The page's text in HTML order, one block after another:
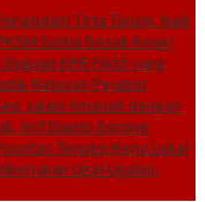
Tirta Tarum, Naik
Satria Desak Kejari
KPR Fiktif yang
Ratusan Pejabat
Jalani Amanah dengan
Arif Dianto Dorong
Tenaga Kerja Lokal
Ugal-Ugalan,